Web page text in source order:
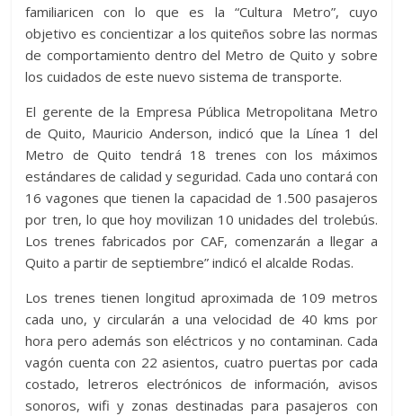
familiaricen con lo que es la “Cultura Metro”, cuyo
objetivo es concientizar a los quiteños sobre las normas
de comportamiento dentro del Metro de Quito y sobre
los cuidados de este nuevo sistema de transporte.
El gerente de la Empresa Pública Metropolitana Metro
de Quito, Mauricio Anderson, indicó que la Línea 1 del
Metro de Quito tendrá 18 trenes con los máximos
estándares de calidad y seguridad. Cada uno contará con
16 vagones que tienen la capacidad de 1.500 pasajeros
por tren, lo que hoy movilizan 10 unidades del trolebús.
Los trenes fabricados por CAF, comenzarán a llegar a
Quito a partir de septiembre” indicó el alcalde Rodas.
Los trenes tienen longitud aproximada de 109 metros
cada uno, y circularán a una velocidad de 40 kms por
hora pero además son eléctricos y no contaminan. Cada
vagón cuenta con 22 asientos, cuatro puertas por cada
costado, letreros electrónicos de información, avisos
sonoros, wifi y zonas destinadas para pasajeros con